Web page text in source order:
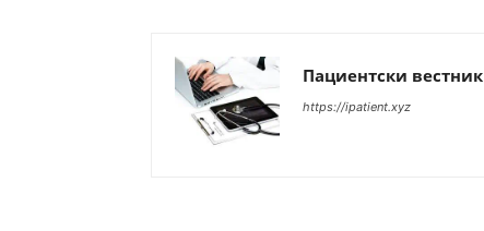
Пациентски вестник
https://ipatient.xyz